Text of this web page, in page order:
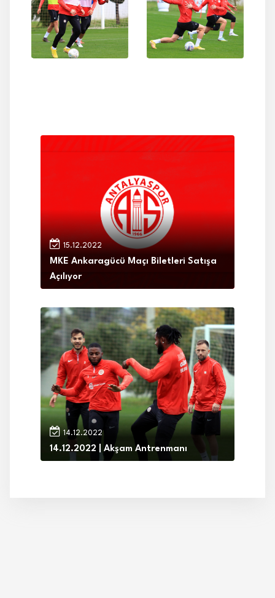
15.12.2022
MKE Ankaragücü Maçı Biletleri Satışa
Açılıyor
14.12.2022
14.12.2022 | Akşam Antrenmanı